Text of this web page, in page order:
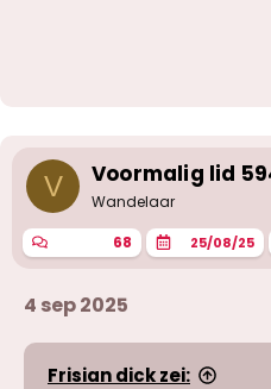
V Voormalig lid
Wandelaar
68 25/08/25
4 sep 2025
Frisian dick zei: